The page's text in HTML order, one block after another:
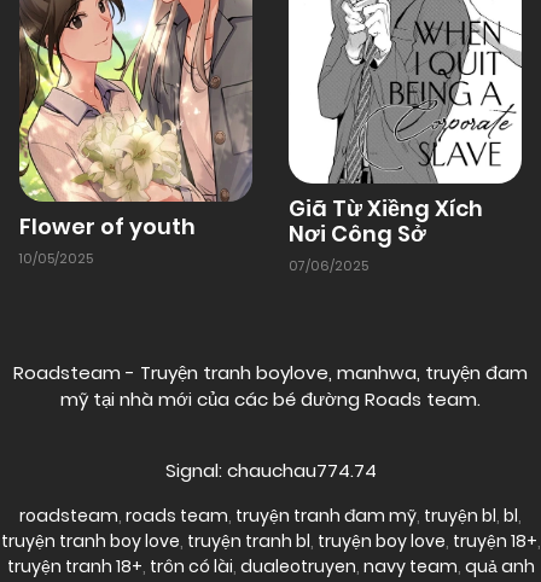
Flower of youth
10/05/2025
Giã Từ Xiềng Xích
Nơi Công Sở
07/06/2025
Roadsteam - Truyện tranh boylove, manhwa, truyện đam
mỹ tại nhà mới của các bé đường Roads team.
Signal: chauchau774.74
roadsteam, roads team, truyện tranh đam mỹ, truyện bl, bl,
truyện tranh boy love, truyện tranh bl, truyện boy love, truyện 18+,
truyện tranh 18+, trôn có lài, dualeotruyen, navy team, quả anh